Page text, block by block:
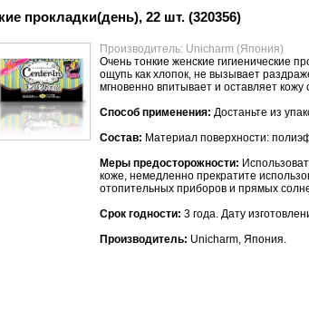
прокладки(день), 22 шт. (320356)
Производитель: Unicharm (Япония)
Очень тонкие женские гигиенические
ощупь как хлопок, не вызывает
мгновенно впитывает и оставляет кожу
Способ применения: Достаньте из
Состав: Материал поверхности:
Меры предосторожности:
коже, немедленно прекратите
отопительных приборов и прямых
Срок годности: 3 года. Дату
Производитель: Unicharm, Япония.